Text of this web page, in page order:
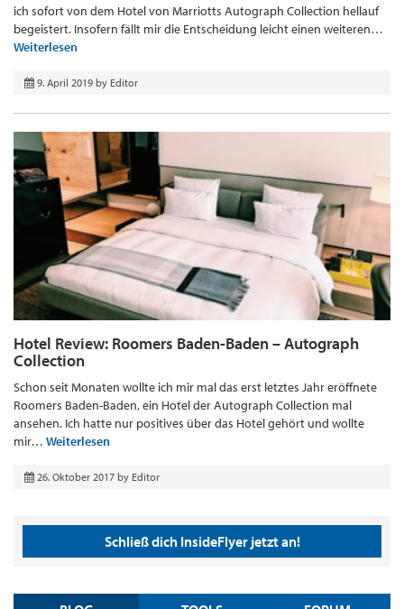
ich sofort von dem Hotel von Marriotts Autograph Collection hellauf
begeistert. Insofern fällt mir die Entscheidung leicht einen weiteren…
Weiterlesen
9. April 2019 by Editor
Hotel Review: Roomers Baden-Baden – Autograph
Collection
Schon seit Monaten wollte ich mir mal das erst letztes Jahr eröffnete
Roomers Baden-Baden, ein Hotel der Autograph Collection mal
ansehen. Ich hatte nur positives über das Hotel gehört und wollte
mir… Weiterlesen
26. Oktober 2017 by Editor
Schließ dich InsideFlyer jetzt an!